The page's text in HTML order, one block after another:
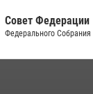
Собрания РФ